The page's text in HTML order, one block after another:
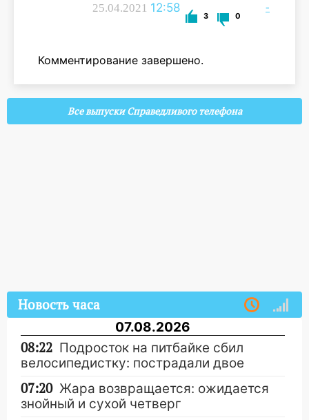
25.04.2021 12:58
3 0
-
Комментирование завершено.
Все выпуски Справедливого телефона
Новость часа
07.08.2026
08:22 Подросток на питбайке сбил
велосипедистку: пострадали двое
07:20 Жара возвращается: ожидается
знойный и сухой четверг